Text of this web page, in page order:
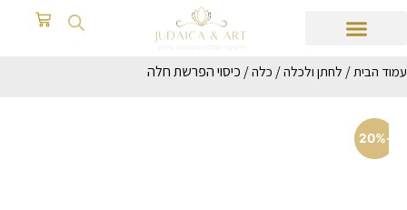
עמוד הבית/ לחתן ולכלה/ כלה/ כיסוי הפרשת חלה
-20%